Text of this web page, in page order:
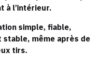
à l’intérieur.
simple, fiable,
même après de
tirs.